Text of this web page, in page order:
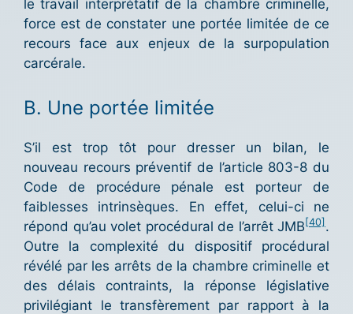
le travail interprétatif de la chambre criminelle,
force est de constater une portée limitée de ce
recours face aux enjeux de la surpopulation
carcérale.
B. Une portée limitée
S’il est trop tôt pour dresser un bilan, le
nouveau recours préventif de l’article 803-8 du
Code de procédure pénale est porteur de
faiblesses intrinsèques. En effet, celui-ci ne
répond qu’au volet procédural de l’arrêt JMB[40] .
Outre la complexité du dispositif procédural
révélé par les arrêts de la chambre criminelle et
des délais contraints, la réponse législative
privilégiant le transfèrement par rapport à la